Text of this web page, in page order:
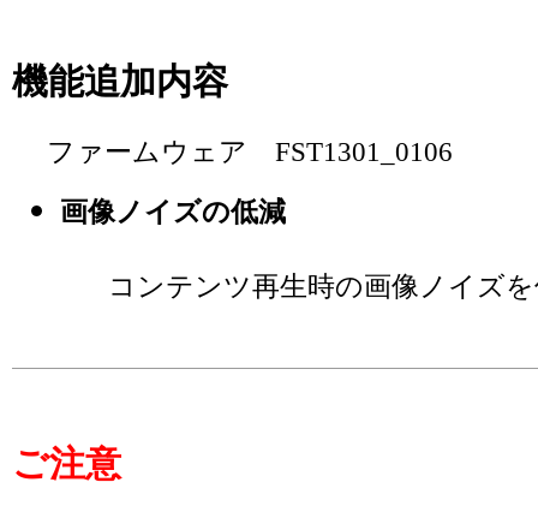
機能追加内容
ファームウェア FST1301_0106
画像ノイズの低減
コンテンツ再生時の画像ノイズ
ご注意